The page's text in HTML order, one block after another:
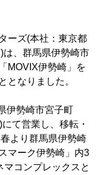
ーズ(本社：東京都
は、群馬県伊勢崎市
MOVIX伊勢崎」を
となりました。
伊勢崎市宮子町
て営業し、移転・
より群馬県伊勢崎
マーク伊勢崎」内3
コンプレックスと